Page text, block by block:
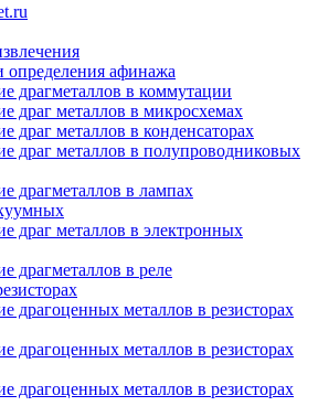
афинажа
драгметаллов в коммутации
драг металлов в микросхемах
драг металлов в конденсаторах
драг металлов в полупроводниковых
драгметаллов в лампах
драг металлов в электронных
драгметаллов в реле
драгоценных металлов в резисторах
драгоценных металлов в резисторах
драгоценных металлов в резисторах